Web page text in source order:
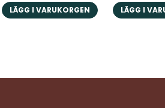
LÄGG I VARUKORGEN LÄGG I